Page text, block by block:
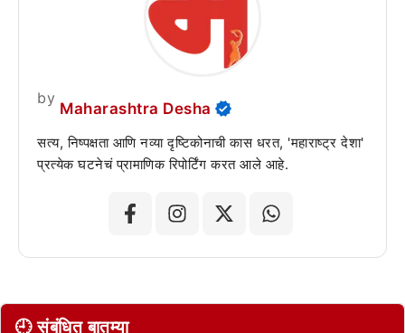
by
Maharashtra Desha
सत्य, निष्पक्षता आणि नव्या दृष्टिकोनाची कास धरत, 'महाराष्ट्र देशा'
प्रत्येक घटनेचं प्रामाणिक रिपोर्टिंग करत आले आहे.
🕘 संबंधित बातम्या